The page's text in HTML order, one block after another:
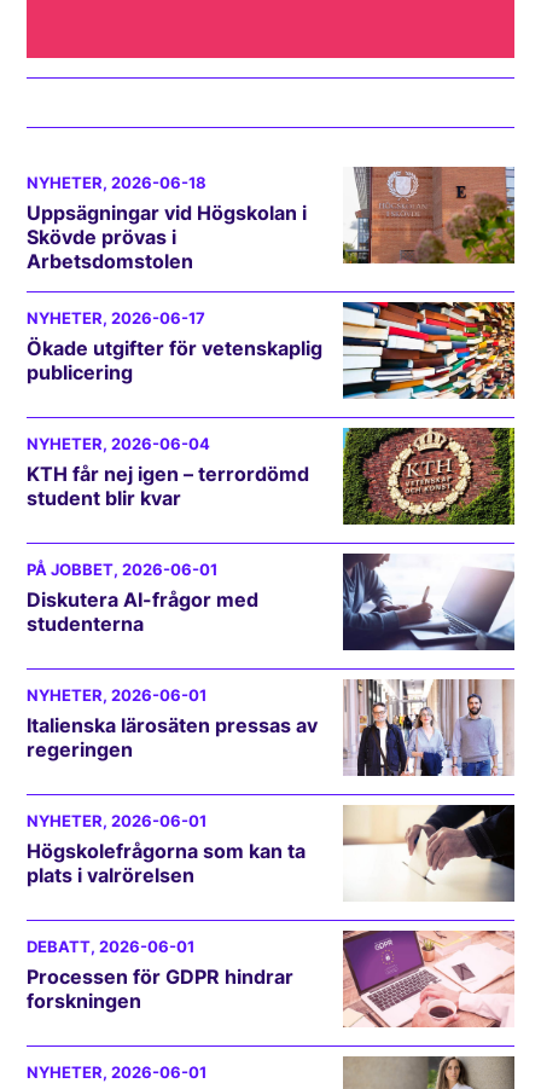
NYHETER, 2026-06-18
Uppsägningar vid Högskolan i
Skövde prövas i
Arbetsdomstolen
NYHETER, 2026-06-17
Ökade utgifter för vetenskaplig
publicering
NYHETER, 2026-06-04
KTH får nej igen – terrordömd
student blir kvar
PÅ JOBBET, 2026-06-01
Diskutera AI-frågor med
studenterna
NYHETER, 2026-06-01
Italienska lärosäten pressas av
regeringen
NYHETER, 2026-06-01
Högskolefrågorna som kan ta
plats i valrörelsen
DEBATT, 2026-06-01
Processen för GDPR hindrar
forskningen
NYHETER, 2026-06-01